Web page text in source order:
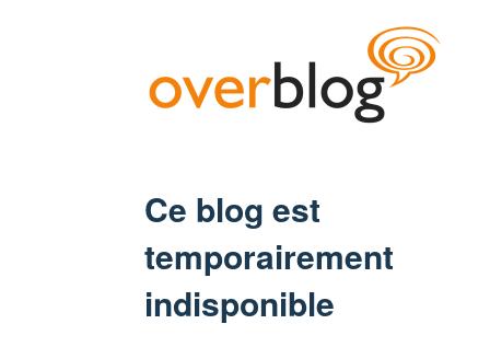
Ce blog est
temporairement
indisponible